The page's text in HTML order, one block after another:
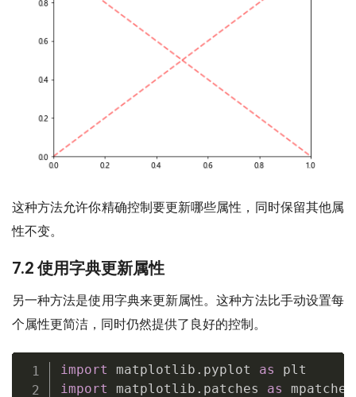
这种方法允许你精确控制要更新哪些属性，同时保留其他属
性不变。
7.2 使用字典更新属性
另一种方法是使用字典来更新属性。这种方法比手动设置每
个属性更简洁，同时仍然提供了良好的控制。
import matplotlib . pyplot as
import matplotlib . patches as mpatches